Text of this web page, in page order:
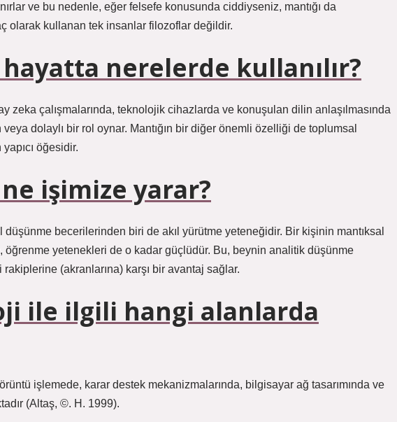
ve bu nedenle, eğer felsefe konusunda ciddiyseniz, mantığı da
olarak kullanan tek insanlar filozoflar değildir.
nerelerde kullanılır?
zeka çalışmalarında, teknolojik cihazlarda ve konuşulan dilin anlaşılmasında
dolaylı bir rol oynar. Mantığın bir diğer önemli özelliği de toplumsal
öğesidir.
işimize yarar?
düşünme becerilerinden biri de akıl yürütme yeteneğidir. Bir kişinin mantıksal
yetenekleri de o kadar güçlüdür. Bu, beynin analitik düşünme
(akranlarına) karşı bir avantaj sağlar.
ile ilgili hangi alanlarda
işlemede, karar destek mekanizmalarında, bilgisayar ağ tasarımında ve
(Altaş, ©. H. 1999).